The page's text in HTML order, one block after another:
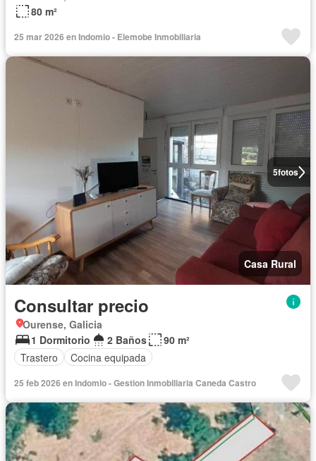
80 m²
25 mar 2026 en Indomio - Elemobe Inmobiliaria
5fotos
Casa Rural
Consultar precio
Ourense, Galicia
1 Dormitorio
2 Baños
90 m²
Trastero
Cocina equipada
25 feb 2026 en Indomio - Gestion Inmobiliaria Caneda Castro